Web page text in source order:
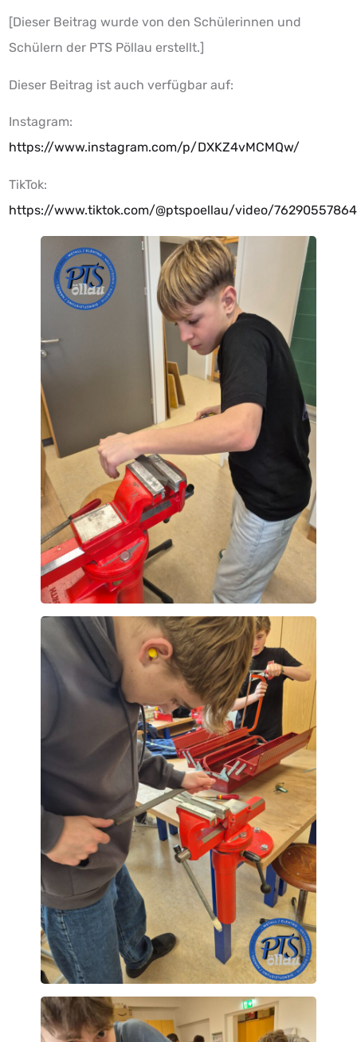
[Dieser Beitrag wurde von den Schülerinnen und
Schülern der PTS Pöllau erstellt.]
Dieser Beitrag ist auch verfügbar auf:
Instagram:
https://www.instagram.com/p/DXKZ4vMCMQw/
TikTok:
https://www.tiktok.com/@ptspoellau/video/